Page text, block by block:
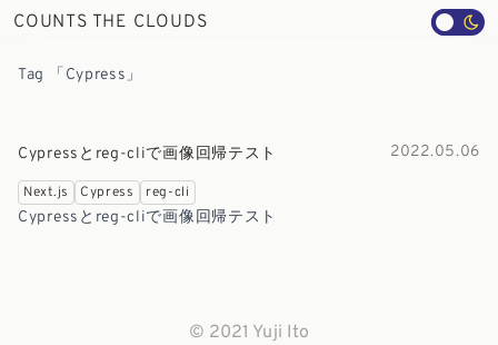
COUNTS THE CLOUDS
Tag 「Cypress」
Cypressとreg-cliで画像回帰テスト 2022.05.06
Next.js Cypress reg-cli
Cypressとreg-cliで画像回帰テスト
© 2021 Yuji Ito